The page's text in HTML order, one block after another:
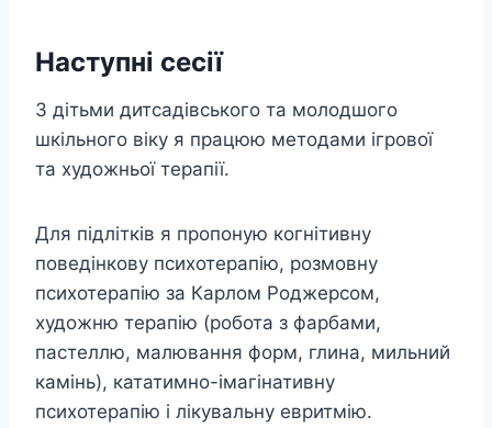
Наступні сесії
З дітьми дитсадівського та молодшого
шкільного віку я працюю методами ігрової
та художньої терапії.
Для підлітків я пропоную когнітивну
поведінкову психотерапію, розмовну
психотерапію за Карлом Роджерсом,
художню терапію (робота з фарбами,
пастеллю, малювання форм, глина, мильний
камінь), кататимно-імагінативну
психотерапію і лікувальну евритмію.